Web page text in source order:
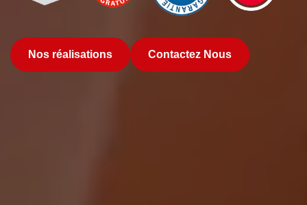
Nos réalisations Contactez Nous